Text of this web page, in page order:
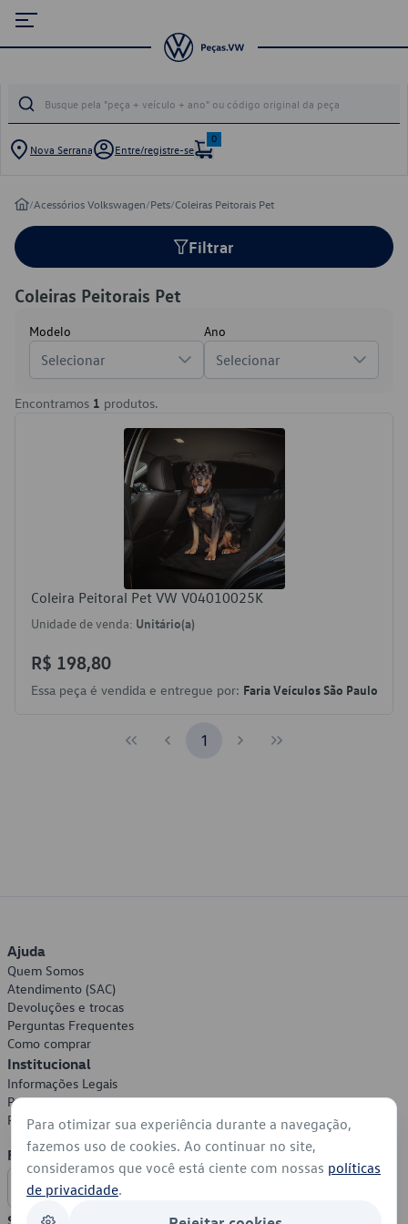
Nova Serrana Entre/registre-se
0
/Acessórios Volkswagen/Pets/Coleiras Peitorais Pet
Filtrar
Coleiras Peitorais Pet
Modelo
Selecionar
Ano
Selecionar
Encontramos 1 produtos.
Coleira Peitoral Pet VW V04010025K
Unidade de venda: Unitário(a)
R$ 198,80
Essa peça é vendida e entregue por: Faria Veículos São Paulo
1
Ajuda
Quem Somos
Atendimento (SAC)
Devoluções e trocas
Perguntas Frequentes
Como comprar
Institucional
Informações Legais
Política de Privacidade
Política de Cookies
Formas de Pagamento
Segurança
Para otimizar sua experiência durante a navegação,
fazemos uso de cookies. Ao continuar no site,
consideramos que você está ciente com nossas políticas
de privacidade.